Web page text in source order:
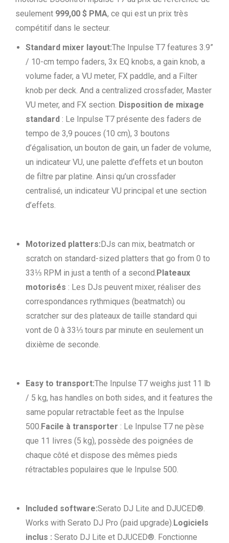
seulement 999,00 $ PMA, ce qui est un prix très
compétitif dans le secteur.
Standard mixer layout:The Inpulse T7 features 3.9”
/ 10-cm tempo faders, 3x EQ knobs, a gain knob, a
volume fader, a VU meter, FX paddle, and a Filter
knob per deck. And a centralized crossfader, Master
VU meter, and FX section. Disposition de mixage
standard : Le Inpulse T7 présente des faders de
tempo de 3,9 pouces (10 cm), 3 boutons
d’égalisation, un bouton de gain, un fader de volume,
un indicateur VU, une palette d’effets et un bouton
de filtre par platine. Ainsi qu’un crossfader
centralisé, un indicateur VU principal et une section
d’effets.
Motorized platters: DJs can mix, beatmatch or
scratch on standard-sized platters that go from 0 to
33⅓ RPM in just a tenth of a second. Plateaux
motorisés : Les DJs peuvent mixer, réaliser des
correspondances rythmiques (beatmatch) ou
scratcher sur des plateaux de taille standard qui
vont de 0 à 33⅓ tours par minute en seulement un
dixième de seconde.
Easy to transport:The Inpulse T7 weighs just 11 lb
/ 5 kg, has handles on both sides, and it features the
same popular retractable feet as the Inpulse
500. Facile à transporter : Le Inpulse T7 ne pèse
que 11 livres (5 kg), possède des poignées de
chaque côté et dispose des mêmes pieds
rétractables populaires que le Inpulse 500.
Included software:Serato DJ Lite and DJUCED®.
Works with Serato DJ Pro (paid upgrade). Logiciels
inclus : Serato DJ Lite et DJUCED®. Fonctionne